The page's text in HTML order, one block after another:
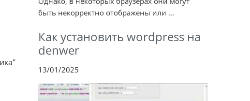
быть некорректно отображены или ...
Как установить wordpress на
denwer
13/01/2025